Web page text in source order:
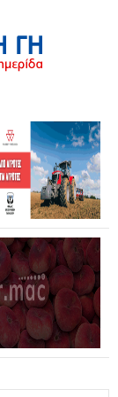
η χώρα απέναντι